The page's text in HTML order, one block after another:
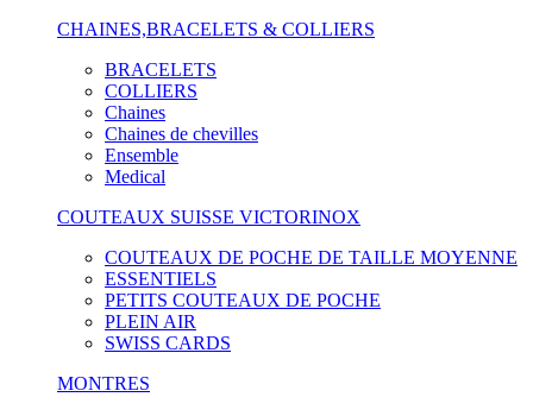
CHAINES,BRACELETS & COLLIERS
BRACELETS
COLLIERS
Chaines
Chaines de chevilles
Ensemble
Medical
COUTEAUX SUISSE VICTORINOX
COUTEAUX DE POCHE DE TAILLE MOYENNE
ESSENTIELS
PETITS COUTEAUX DE POCHE
PLEIN AIR
SWISS CARDS
MONTRES